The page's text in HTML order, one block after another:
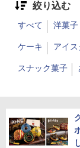
絞り込む
すべて 洋菓子
ケーキ アイス
スナック菓子